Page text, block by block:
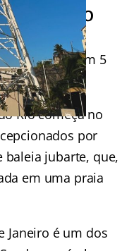
a visita ao
distribuídos em 5
Rio começa no
por
jubarte, que,
em uma praia
Janeiro é um dos